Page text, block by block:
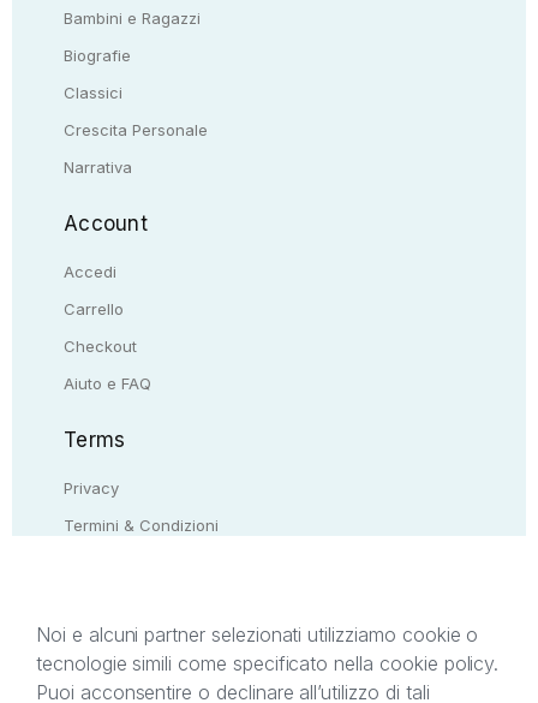
Bambini e Ragazzi
Biografie
Classici
Crescita Personale
Narrativa
Account
Accedi
Carrello
Checkout
Aiuto e FAQ
Terms
Privacy
Termini & Condizioni
Il presente sito web è di proprietà di StreetLib S.r.l.
Noi e alcuni partner selezionati utilizziamo cookie o
tecnologie simili come specificato nella cookie policy.
Puoi acconsentire o declinare all’utilizzo di tali